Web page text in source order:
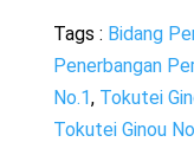
Tags : Bidang
Penerbangan
No.1, Tokutei
Tokutei Ginou